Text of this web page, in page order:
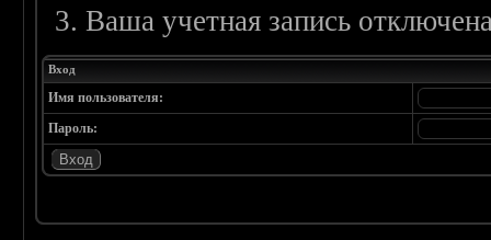
Ваша учетная запись
Вход
Имя пользователя:
Пароль: